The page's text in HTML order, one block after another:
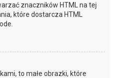
znaczników HTML na tej
które dostarcza HTML
to małe obrazki, które